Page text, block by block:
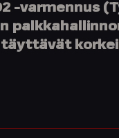
-varmennus
täyttävät